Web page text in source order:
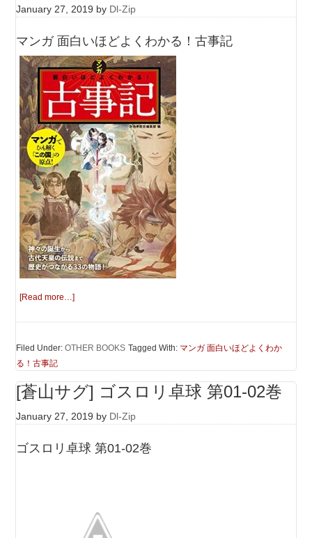
January 27, 2019 by Dl-Zip
マンガ 面白いほどよくわかる！古事記
[Read more…]
Filed Under:OTHER BOOKS Tagged With: マンガ 面白いほどよくわか
る！古事記
[蒼山サグ] ゴスロリ卓球 第01-02巻
January 27, 2019 by Dl-Zip
ゴスロリ卓球 第01-02巻